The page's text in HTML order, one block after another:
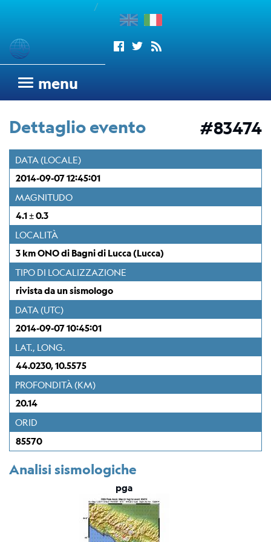
/
menu
Sismogrammi
sismometrica
OGS
Rete
Sismometrica
Italo-
Argentina
dell'OGS
Wood
Anderson
Trieste
Stazione
Everest
EvK2-
CNR
(EVN)
Rete
sismometrica
Per
sismologi
Dettaglio evento #83474
DATA (LOCALE)
2014-09-07 12:45:01
MAGNITUDO
4.1 ± 0.3
LOCALITÀ
3 km ONO di Bagni di Lucca (Lucca)
TIPO DI LOCALIZZAZIONE
rivista da un sismologo
DATA (UTC)
2014-09-07 10:45:01
LAT., LONG.
44.0230, 10.5575
PROFONDITÀ (KM)
20.14
ORID
85570
Analisi sismologiche
pga